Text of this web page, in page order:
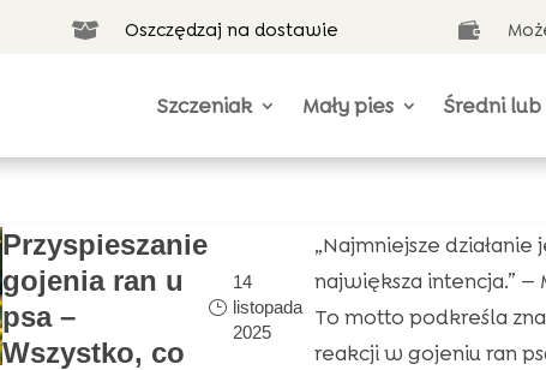
 Oszczędzaj na dostawie 
Szczeniak Mały pies Średni
Przyspieszanie
gojenia ran u
psa –
Wszystko, co
14
listopada
2025
„Najmniejsze działanie
największa intencja.” —
To motto podkreśla
reakcji w gojeniu ran